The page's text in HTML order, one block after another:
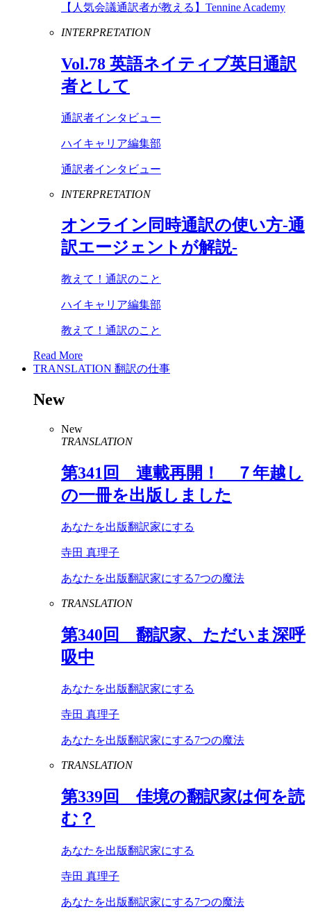
【人気会議通訳者が教える】Tennine Academy
INTERPRETATION
Vol.78 英語ネイティブ英日通訳
者として
通訳者インタビュー
ハイキャリア編集部
通訳者インタビュー
INTERPRETATION
オンライン同時通訳の使い方-通
訳エージェントが解説-
教えて！通訳のこと
ハイキャリア編集部
教えて！通訳のこと
Read More
TRANSLATION 翻訳の仕事
New
New
TRANSLATION
第341 回 連載再開！ ７年越し
の一冊を出版しました
あなたを出版翻訳家にする
寺田 真理子
あなたを出版翻訳家にする7つの魔法
TRANSLATION
第340回 翻訳家、ただいま深呼
吸中
あなたを出版翻訳家にする
寺田 真理子
あなたを出版翻訳家にする7つの魔法
TRANSLATION
第339回 佳境の翻訳家は何を読
む？
あなたを出版翻訳家にする
寺田 真理子
あなたを出版翻訳家にする7つの魔法